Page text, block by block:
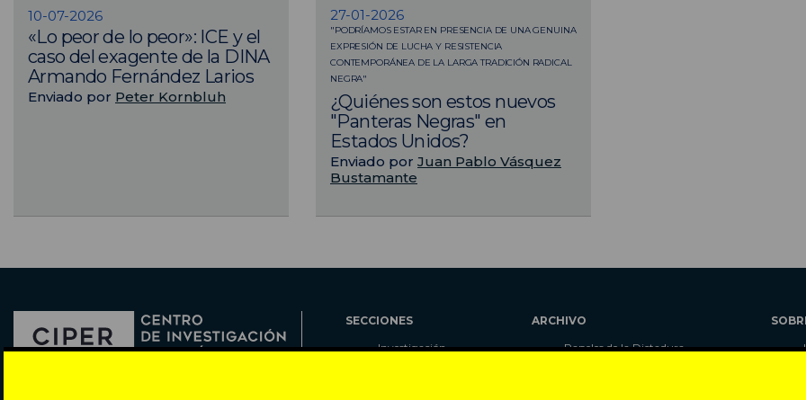
10-07-2026
«Lo peor de lo peor»: ICE y el
caso del exagente de la DINA
Armando Fernández Larios
Enviado por Peter Kornbluh
27-01-2026
"PODRÍAMOS ESTAR EN PRESENCIA DE UNA GENUINA
EXPRESIÓN DE LUCHA Y RESISTENCIA
CONTEMPORÁNEA DE LA LARGA TRADICIÓN RADICAL
NEGRA"
¿Quiénes son estos nuevos
"Panteras Negras" en
Estados Unidos?
Enviado por Juan Pablo Vásquez
Bustamante
SECCIONES
Investigación
ARCHIVO
Papeles de la Dictadura